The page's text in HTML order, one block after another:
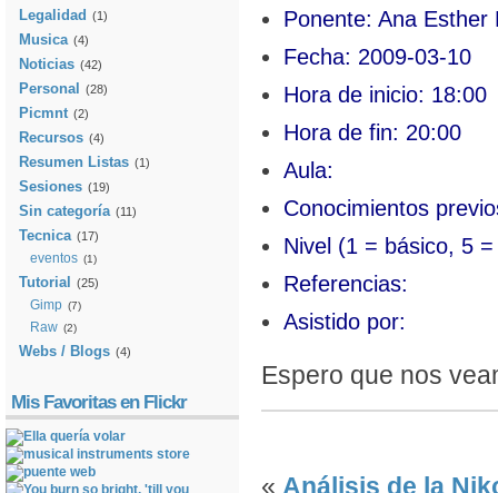
Ponente: Ana Esther
Fecha: 2009-03-10
Hora de inicio: 18:00
Hora de fin: 20:00
Aula:
Conocimientos
Nivel (1 = básico, 5
Referencias:
Asistido por:
Espero que nos
« Análisis de la
Legalidad (1)
Musica (4)
Noticias (42)
Personal (28)
Picmnt (2)
Recursos (4)
Resumen Listas (1)
Sesiones (19)
Sin categoría (11)
Tecnica (17)
eventos (1)
Tutorial (25)
Gimp (7)
Raw (2)
Webs / Blogs (4)
Mis Favoritas en Flickr